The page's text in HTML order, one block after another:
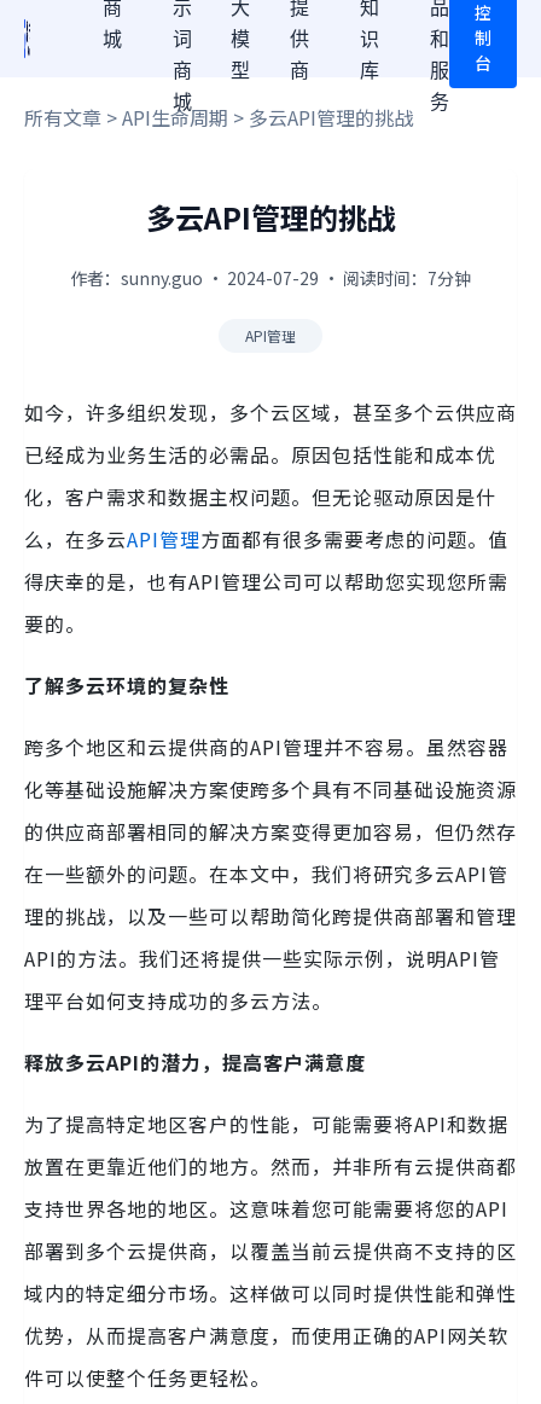
商
城
示
词
商
城
大
模
型
提
供
商
知
识
库
品
和
服
务
控
制
台
所有文章 >API生命周期 > 多云API管理的挑战
多云API管理的挑战
作者：sunny.guo · 2024-07-29 · 阅读时间：7分钟
API管理
如今，许多组织发现，多个云区域，甚至多个云供应商
已经成为业务生活的必需品。原因包括性能和成本优
化，客户需求和数据主权问题。但无论驱动原因是什
么，在多云API管理方面都有很多需要考虑的问题。值
得庆幸的是，也有API管理公司可以帮助您实现您所需
要的。
了解多云环境的复杂性
跨多个地区和云提供商的API管理并不容易。虽然容器
化等基础设施解决方案使跨多个具有不同基础设施资源
的供应商部署相同的解决方案变得更加容易，但仍然存
在一些额外的问题。在本文中，我们将研究多云API管
理的挑战，以及一些可以帮助简化跨提供商部署和管理
API的方法。我们还将提供一些实际示例，说明API管
理平台如何支持成功的多云方法。
释放多云API的潜力，提高客户满意度
为了提高特定地区客户的性能，可能需要将API和数据
放置在更靠近他们的地方。然而，并非所有云提供商都
支持世界各地的地区。这意味着您可能需要将您的API
部署到多个云提供商，以覆盖当前云提供商不支持的区
域内的特定细分市场。这样做可以同时提供性能和弹性
优势，从而提高客户满意度，而使用正确的API网关软
件可以使整个任务更轻松。